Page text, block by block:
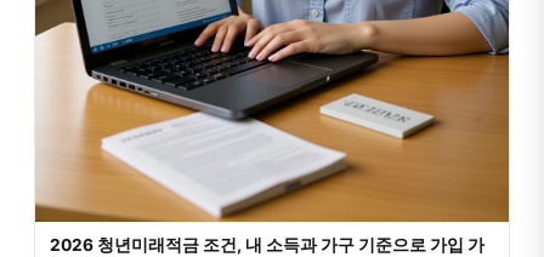
2026 청년미래적금 조건, 내 소득과 가구 기준으로 가입 가